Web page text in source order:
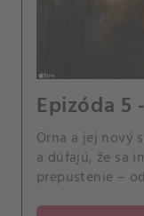
Epizóda 5
Orna a jej nový
a dúfajú, že sa
prepustenie –